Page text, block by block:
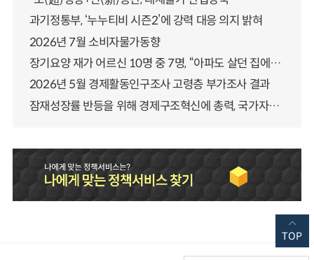
과기정통부, ‘누누티비 시즌2’에 강력 대응 의지 밝혀
2026년 7월 소비자물가동향
장기요양 재가 어르신 10명 중 7명, “아파도 살던 집에서 살겠다” 「2025년 장기요양실태조사」 결과 발표
2026년 5월 경제활동인구조사 고령층 부가조사 결과
잠재성장률 반등을 위해 경제구조혁신에 총력, 국가자산 관리체계 대전환
TOP